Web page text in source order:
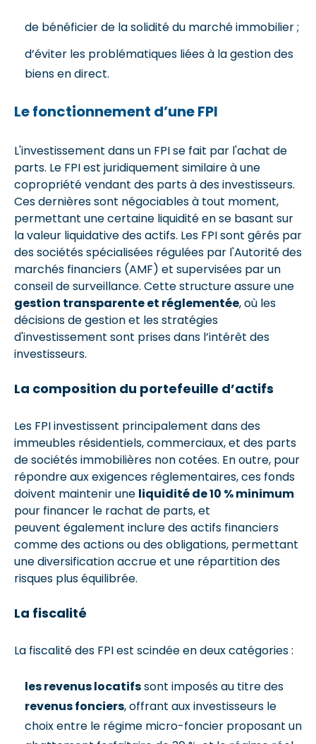
de bénéficier de la solidité du marché immobilier ;
d’éviter les problématiques liées à la gestion des
biens en direct.
Le fonctionnement d’une FPI
L'investissement dans un FPI se fait par l'achat de
parts. Le FPI est juridiquement similaire à une
copropriété vendant des parts à des investisseurs.
Ces dernières sont négociables à tout moment,
permettant une certaine liquidité en se basant sur
la valeur liquidative des actifs. Les FPI sont gérés par
des sociétés spécialisées régulées par l'Autorité des
marchés financiers (AMF) et supervisées par un
conseil de surveillance. Cette structure assure une
gestion transparente et réglementée, où les
décisions de gestion et les stratégies
d'investissement sont prises dans l’intérêt des
investisseurs.
La composition du portefeuille d’actifs
Les FPI investissent principalement dans des
immeubles résidentiels, commerciaux, et des parts
de sociétés immobilières non cotées. En outre, pour
répondre aux exigences réglementaires, ces fonds
doivent maintenir une liquidité de 10 % minimum
pour financer le rachat de parts, et
peuvent également inclure des actifs financiers
comme des actions ou des obligations, permettant
une diversification accrue et une répartition des
risques plus équilibrée.
La fiscalité
La fiscalité des FPI est scindée en deux catégories :
les revenus locatifssont imposés au titre des
revenus fonciers, offrant aux investisseurs le
choix entre le régime micro-foncier proposant un